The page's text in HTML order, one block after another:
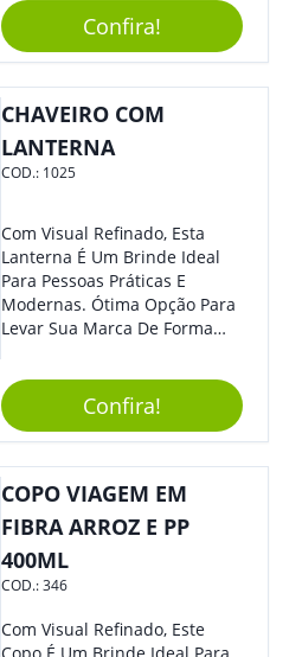
Empresa Em Eventos,
Reuniões Corporativas Ou Até
Mesmo Para Presentear
Colaboradores.
Confira!
CHAVEIRO COM
LANTERNA
COD.: 1025
Com Visual Refinado, Esta
Lanterna É Um Brinde Ideal
Para Pessoas Práticas E
Modernas. Ótima Opção Para
Levar Sua Marca De Forma
Sua Empresa Em Eventos,
Reuniões Corporativas Ou Até
Mesmo Para Presentear
Colaboradores E Parceiros De
Sua Empresa.
Confira!
COPO VIAGEM EM
FIBRA ARROZ E PP
400ML
COD.:346
Com Visual Refinado, Este